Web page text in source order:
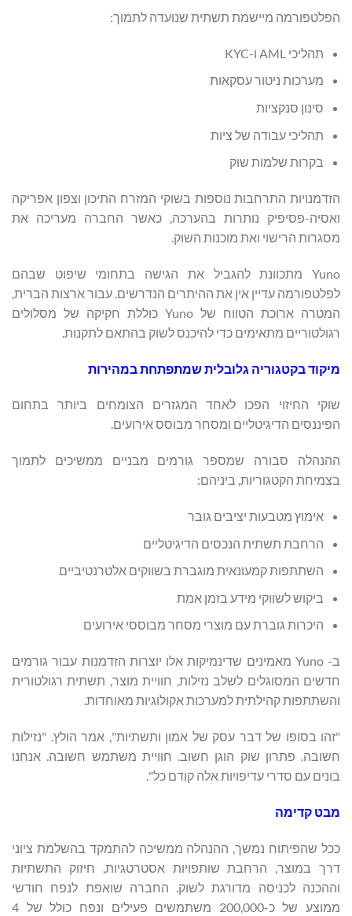
הפלטפורמה מיישמת תשתית שנועדה לתמוך:
תהליכי AML ו-KYC
מערכות ניטור עסקאות
סינון סנקציות
תהליכי עבודה של ציות
בקרות שלמות שוק
הזדמנויות התרחבות נוספות בשוקי המזרח התיכון וצפון אפריקה
ואסיה-פסיפיק נותרות בהערכה, כאשר החברה מעריכה את
מסגרות הרישוי ואת מוכנות השוק.
Yuno מתכוונת להגביל את הגישה בתחומי שיפוט שבהם
לפלטפורמה עדיין אין את ההיתרים הנדרשים. עבור ארצות הברית,
המטרה ארוכת הטווח של Yuno כוללת חקיקה של מסלולים
רגולטוריים מתאימים כדי להיכנס לשוק בהתאם לתקנות.
מיקוד בקטגוריה גלובלית שמתפתחת במהירות
שוקי החיזוי הפכו לאחד המגזרים הצומחים ביותר בתחום
הפיננסים הדיגיטליים ומסחר מבוסס אירועים.
ההנהלה סבורה שמספר גורמים מבניים ממשיכים לתמוך
בצמיחת הקטגוריות, ביניהם:
אימוץ מטבעות יציבים גובר
הרחבת תשתית הנכסים הדיגיטליים
השתתפות קמעונאית מוגברת בשווקים אלטרנטיביים
ביקוש לשווקי מידע בזמן אמת
היכרות גוברת עם מוצרי מסחר מבוססי אירועים
ב- Yuno מאמינים שדינמיקות אלו יוצרות הזדמנות עבור גורמים
חדשים המסוגלים לשלב נזילות, חוויית מוצר, תשתית רגולטורית
והשתתפות קהילתית למערכות אקולוגיות מאוחדות.
"זהו בסופו של דבר עסק של אמון ותשתיות", אמר הולץ. "נזילות
חשובה. פתרון שוק הוגן חשוב. חוויית משתמש חשובה. אנחנו
בונים עם סדרי עדיפויות אלה קודם כל".
מבט קדימה
ככל שהפיתוח נמשך, ההנהלה ממשיכה להתמקד בהשלמת ציוני
דרך במוצר, הרחבת שותפויות אסטרטגיות, חיזוק התשתיות
וההכנה לכניסה מדורגת לשוק. החברה שואפת לנפח חודשי
ממוצע של כ-200,000 משתמשים פעילים ונפח כולל של 4